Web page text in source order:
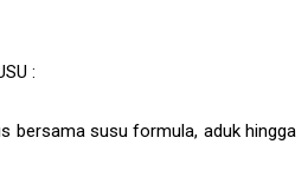
:
bersama susu formula, aduk hingga